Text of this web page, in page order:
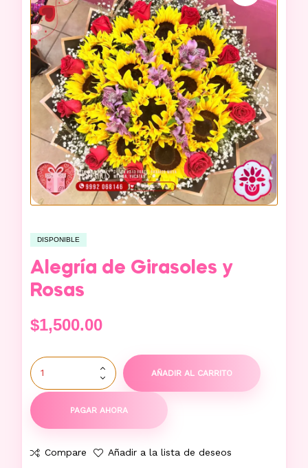
DISPONIBLE
Alegría de Girasoles y
Rosas
$1,500.00
AÑADIR AL CARRITO
PAGAR AHORA
Compare Añadir a la lista de deseos